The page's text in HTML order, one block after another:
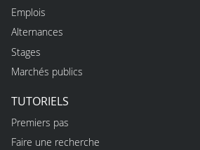
Emplois
Alternances
Stages
Marchés publics
TUTORIELS
Premiers pas
Faire une recherche